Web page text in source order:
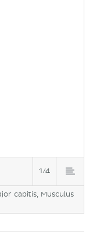
1/4
capitis, Musculus